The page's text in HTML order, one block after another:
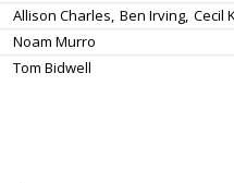
Allison Charles, Ben Irving, Cecil
Noam Murro
Tom Bidwell